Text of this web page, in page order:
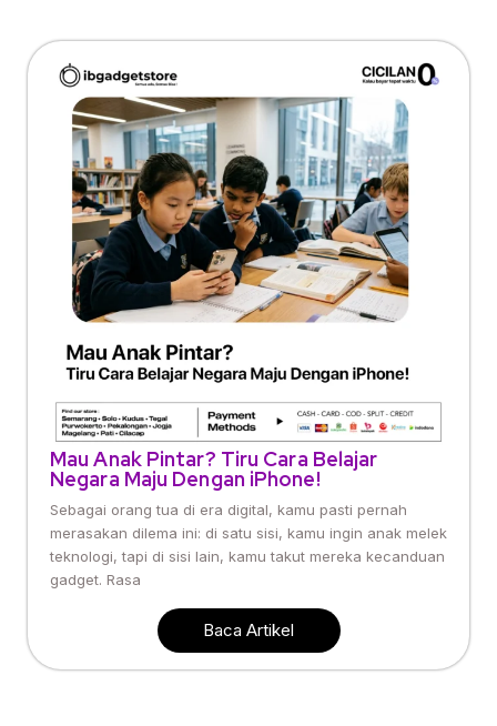
Mau Anak Pintar? Tiru Cara Belajar
Negara Maju Dengan iPhone!
Sebagai orang tua di era digital, kamu pasti pernah
merasakan dilema ini: di satu sisi, kamu ingin anak melek
teknologi, tapi di sisi lain, kamu takut mereka kecanduan
gadget. Rasa
Baca Artikel